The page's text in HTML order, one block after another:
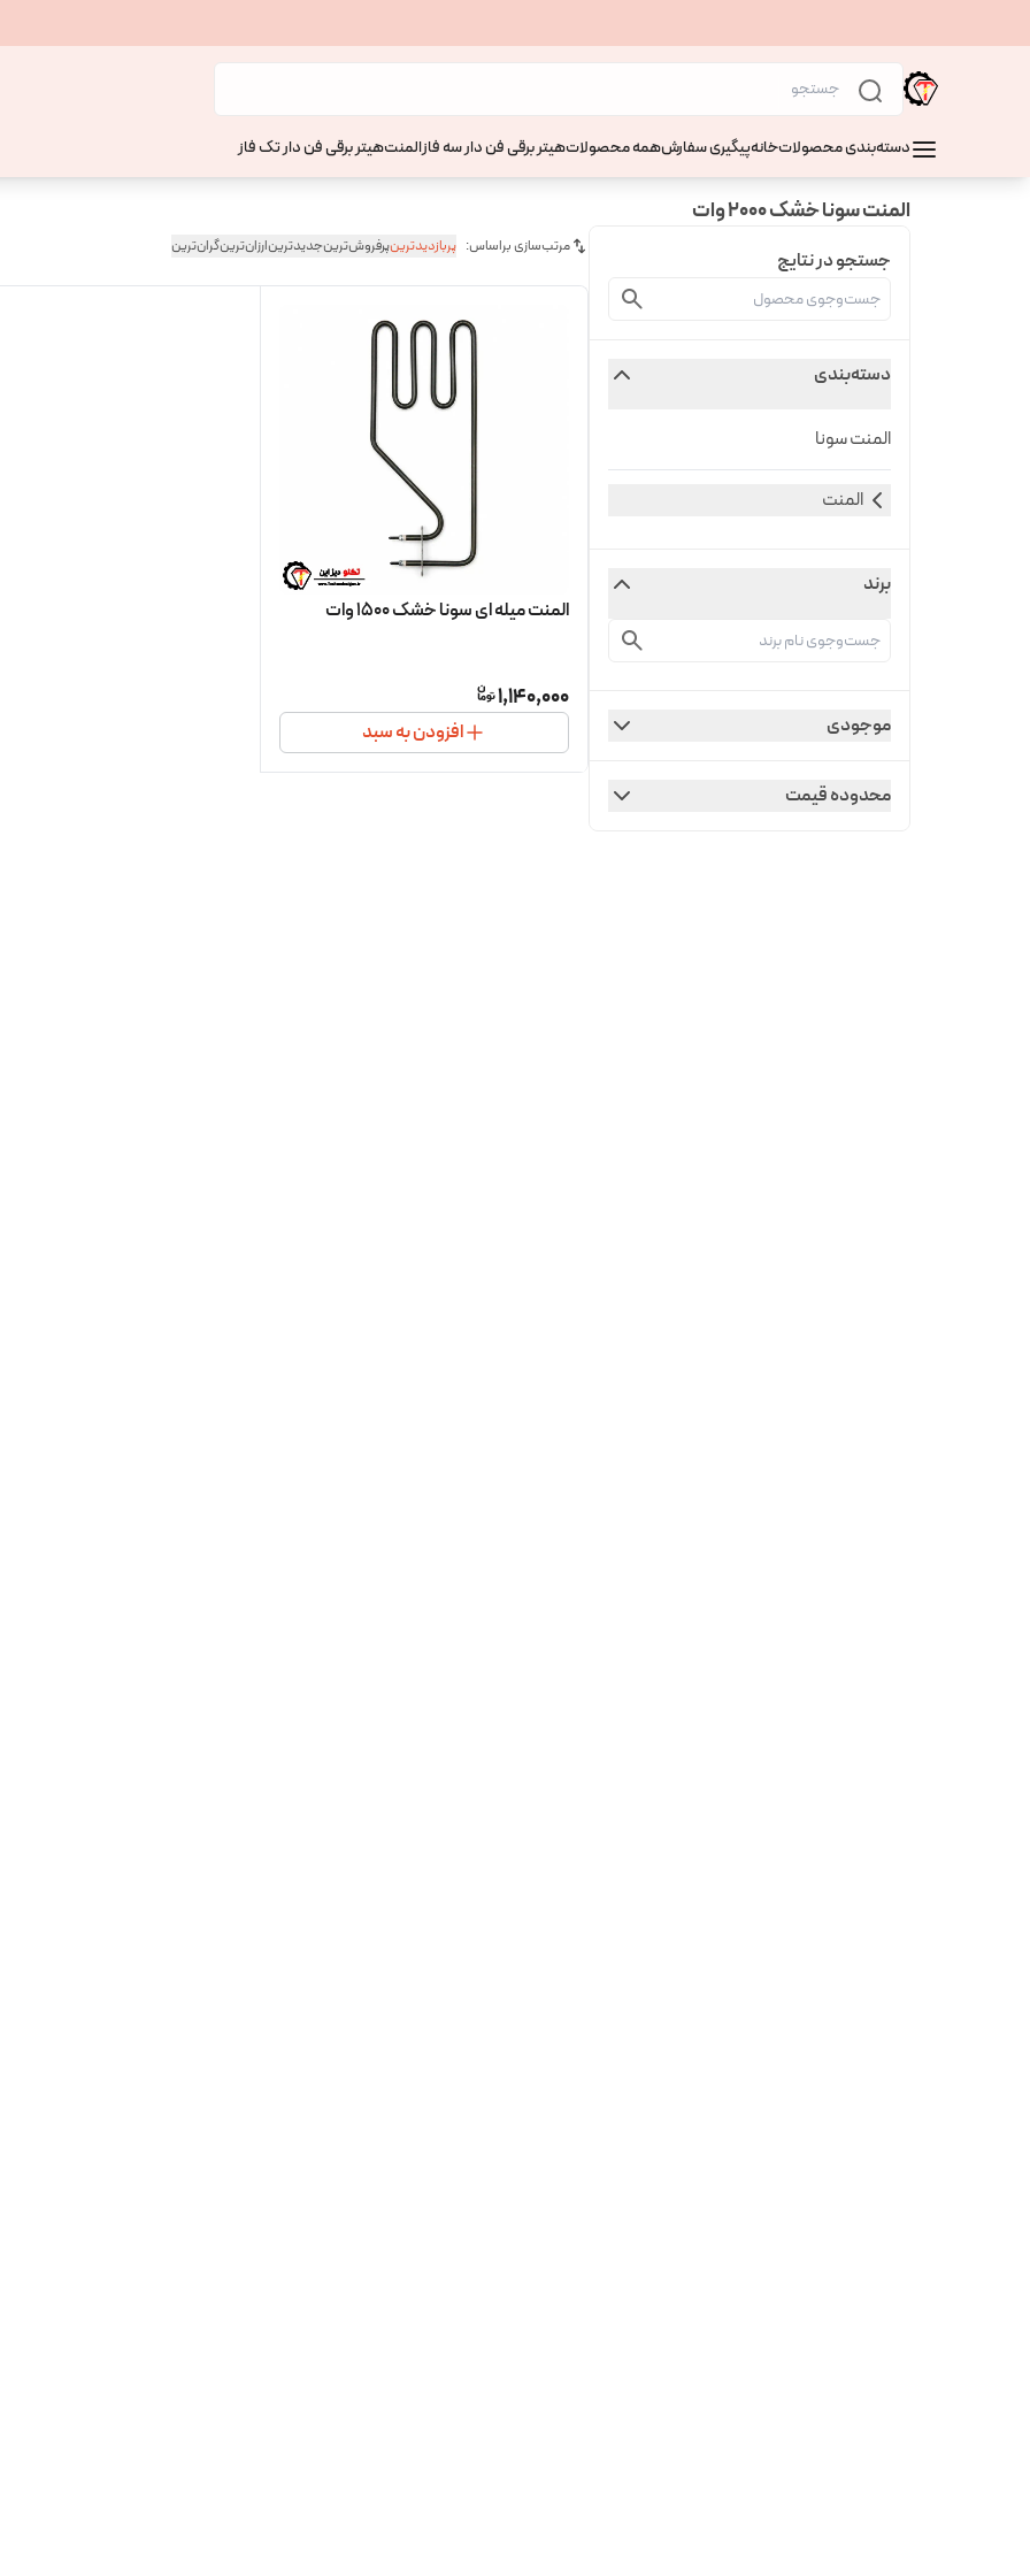
دسته‌بندی محصولاتخانهپیگیری سفارشهمه محصولاتهیتر برقی فن دار سه فازالمنتهیتر برقی فن دار تک فاز
المنت سونا خشک 2000 وات
جستجو در نتایج
دسته‌بندی
المنت سونا
المنت
برند
موجودی
محدوده قیمت
مرتب‌سازی براساس: پربازدیدترینپرفروش‌ترینجدیدترینارزان‌ترینگران‌ترین
المنت میله ای سونا خشک 1500 وات
1,140,000
افزودن به سبد